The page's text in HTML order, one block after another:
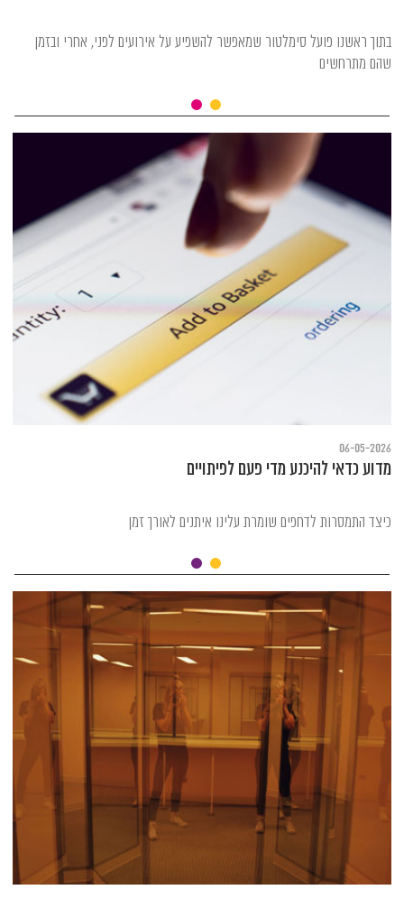
בתוך ראשנו פועל סימלטור שמאפשר להשפיע על אירועים לפני, אחרי ובזמן
שהם מתרחשים
06-05-2026
מדוע כדאי להיכנע מדי פעם לפיתויים
כיצד התמסרות לדחפים שומרת עלינו איתנים לאורך זמן